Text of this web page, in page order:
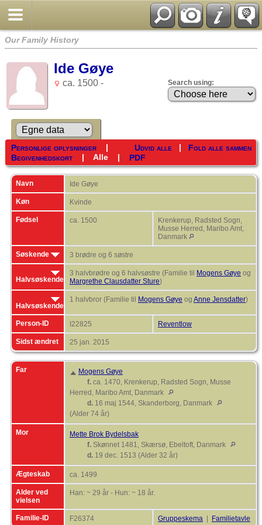
Our Family History
Ide Gøye
ca. 1500 - Search using:
Udvid alle | Fold alle sammen
Personlige oplysninger|
Begivenhedskort| Alle| PDF
Navn Ide Gøye
Køn Kvinde
Fødsel ca. 1500
Krenkerup, Radsted Sogn,
Musse Herred, Maribo Amt,
Danmark
Søskende 3 brødre og 6 søstre
Halvsøskende
3 halvbrødre og 6 halvsøstre (Familie til Mogens Gøye og
Margrethe Clausdatter Sture)
Halvsøskende
1 halvbror (Familie til Mogens Gøye og Anne Jensdatter)
Person-ID I22825 Reventlow
Sidst ændret 25 jan. 2015
Far
Mogens Gøye
f. ca. 1470, Krenkerup, Radsted Sogn, Musse
Herred, Maribo Amt, Danmark
d. 16 maj 1544, Skanderborg, Danmark
(Alder 74 år)
Mor
Mette Brok Bydelsbak
f. Skønnet 1481, Skærsø, Ebeltoft, Danmark
d. 19 dec. 1513 (Alder 32 år)
Ægteskab ca. 1499
Alder ved
vielsen
Han: ~ 29 år - Hun: ~ 18 år.
Familie-ID F26374 Gruppeskema Familietavle